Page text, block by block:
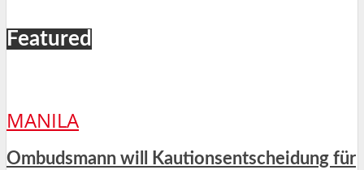
Featured
MANILA
Ombudsmann will Kautionsentscheidung für